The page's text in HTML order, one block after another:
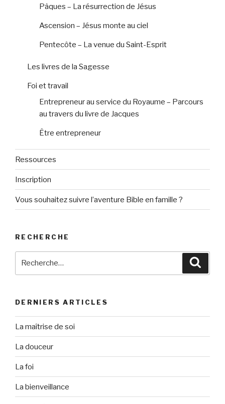
Pâques – La résurrection de Jésus
Ascension – Jésus monte au ciel
Pentecôte – La venue du Saint-Esprit
Les livres de la Sagesse
Foi et travail
Entrepreneur au service du Royaume – Parcours
au travers du livre de Jacques
Être entrepreneur
Ressources
Inscription
Vous souhaitez suivre l’aventure Bible en famille ?
RECHERCHE
DERNIERS ARTICLES
La maîtrise de soi
La douceur
La foi
La bienveillance